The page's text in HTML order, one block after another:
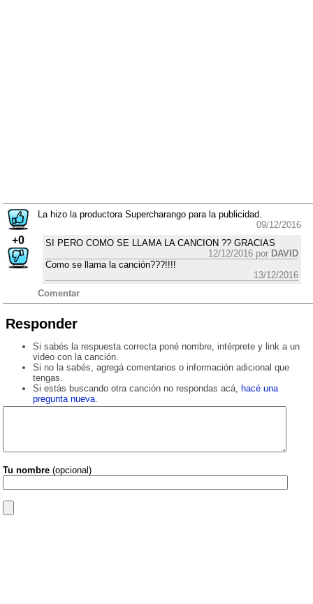
+0
La hizo la productora Supercharango para la publicidad.
09/12/2016
SI PERO COMO SE LLAMA LA CANCION ?? GRACIAS
12/12/2016 por DAVID
Como se llama la canción???!!!!
13/12/2016
Comentar
Responder
Si sabés la respuesta correcta poné nombre, intérprete y link a un
video con la canción.
Si no la sabés, agregá comentarios o información adicional que
tengas.
Si estás buscando otra canción no respondas acá, hacé una
pregunta nueva.
Tu nombre (opcional)